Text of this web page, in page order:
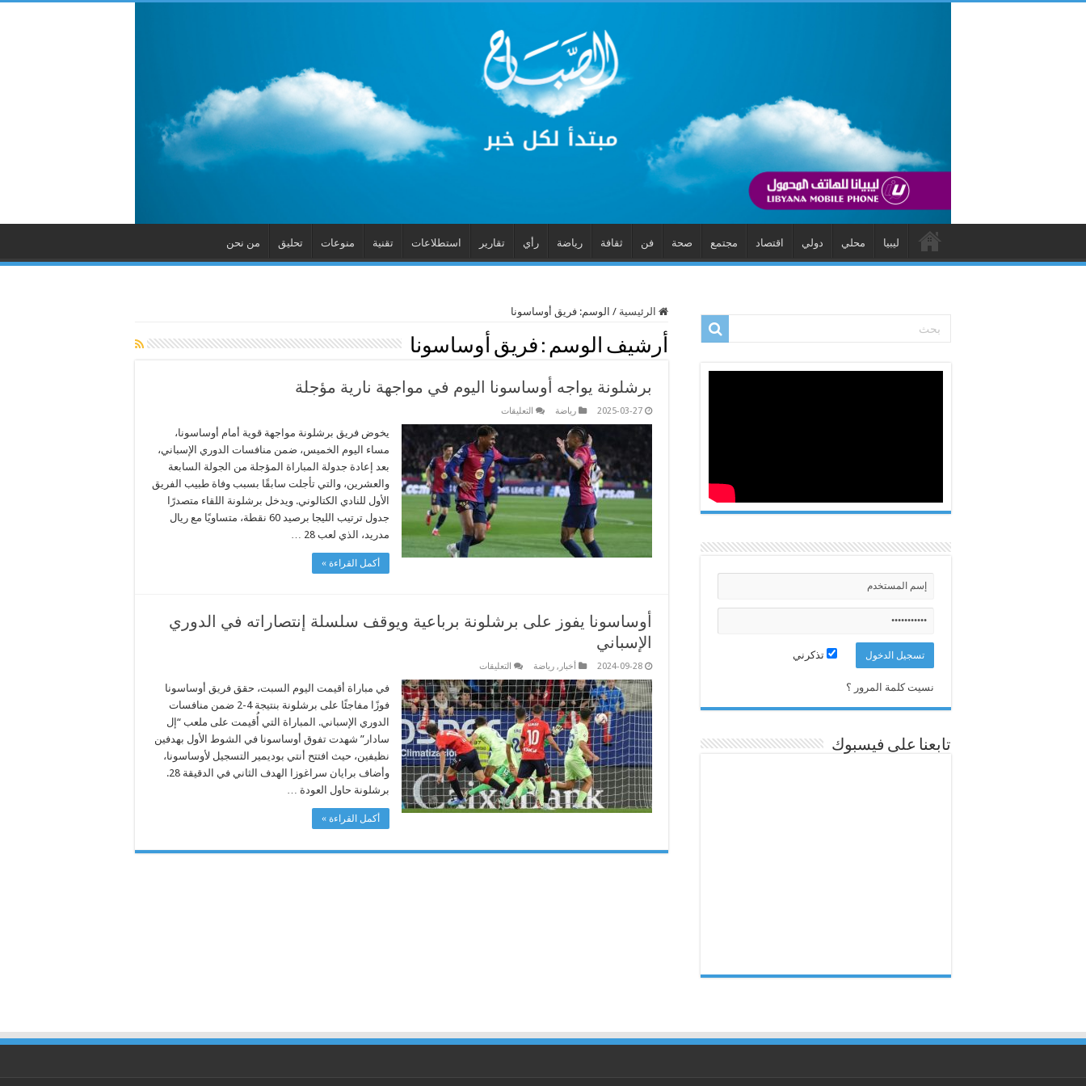
ليبيا محلي دولي اقتصاد مجتمع صحة فن ثقافة رياضة رأي تقارير استطلاعات تقنية منوعات تحليق من نحن
الرئيسية / الوسم: فريق أوساسونا
أرشيف الوسم : فريق أوساسونا
برشلونة يواجه أوساسونا اليوم في مواجهة نارية مؤجلة
2025-03-27 رياضة التعليقات
يواجه
أوساسونا
اليوم
في
مواجهة
نارية
مؤجلة
مغلقة
يخوض فريق برشلونة مواجهة قوية أمام أوساسونا،
مساء اليوم الخميس، ضمن منافسات الدوري الإسباني،
بعد إعادة جدولة المباراة المؤجلة من الجولة السابعة
والعشرين، والتي تأجلت سابقًا بسبب وفاة طبيب الفريق
الأول للنادي الكتالوني. ويدخل برشلونة اللقاء متصدرًا
جدول ترتيب الليجا برصيد 60 نقطة، متساويًا مع ريال
مدريد، الذي لعب 28 …
أكمل القراءة »
أوساسونا يفوز على برشلونة برباعية ويوقف سلسلة إنتصاراته في الدوري
الإسباني
2024-09-28 أخبار , رياضة التعليقات
يفوز
على
برشلونة
برباعية
ويوقف
سلسلة
إنتصاراته
في
الدوري
الإسباني
مغلقة
في مباراة أقيمت اليوم السبت، حقق فريق أوساسونا
فوزًا مفاجئًا على برشلونة بنتيجة 4-2 ضمن منافسات
الدوري الإسباني. المباراة التي أُقيمت على ملعب “إل
سادار” شهدت تفوق أوساسونا في الشوط الأول بهدفين
نظيفين، حيث افتتح أنتي بوديمير التسجيل لأوساسونا،
وأضاف برايان سراغوزا الهدف الثاني في الدقيقة 28.
برشلونة حاول العودة …
أكمل القراءة »
تذكرني
نسيت كلمة المرور ؟
تابعنا على فيسبوك